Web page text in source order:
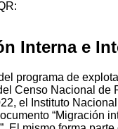
Interna e
programa de
Censo Nacional de
el Instituto
“Migración